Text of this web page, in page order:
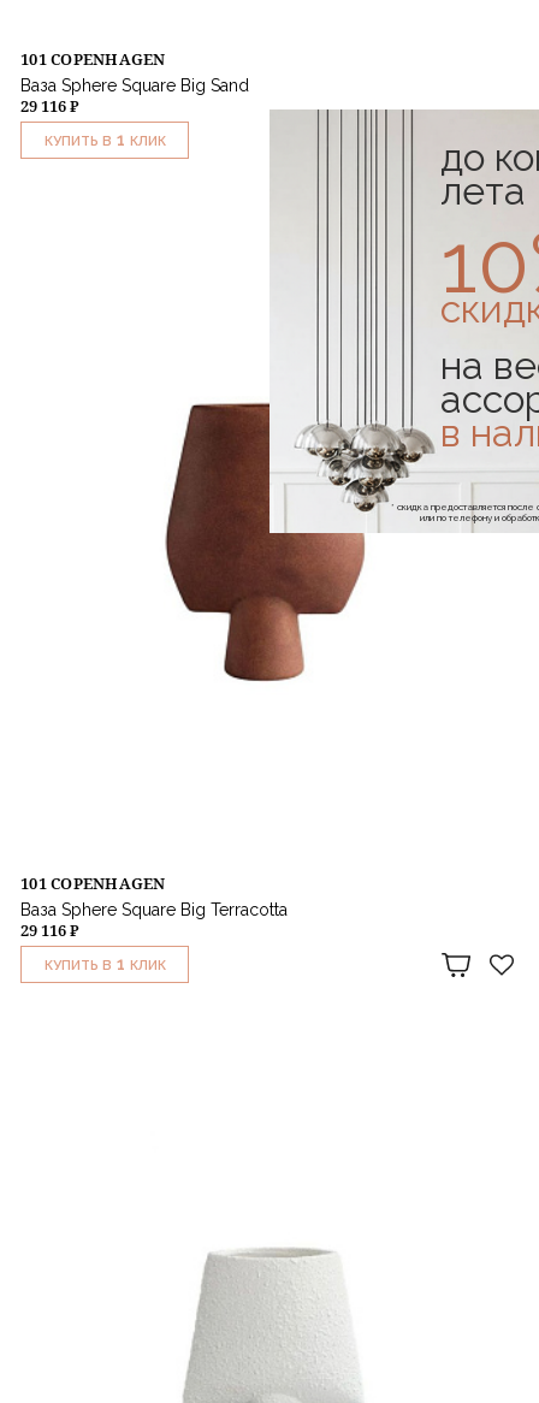
101 COPENHAGEN
Ваза Sphere Square Big Sand
29 116 ₽
КУПИТЬ В 1 КЛИК
101 COPENHAGEN
Ваза Sphere Square Big Terracotta
29 116 ₽
КУПИТЬ В 1 КЛИК
до
лета
на
в
* скидка предоставляется
или по телефону и